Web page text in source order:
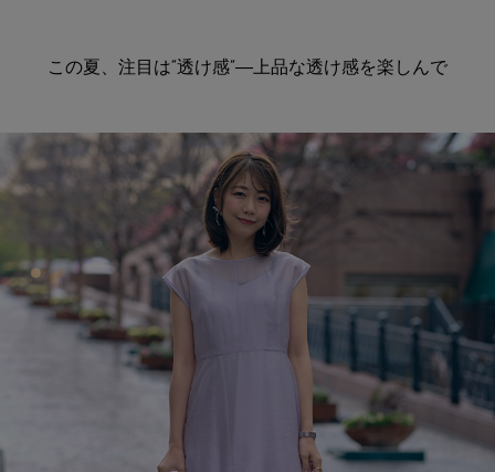
この夏、注目は“透け感”―上品な透け感を楽しんで